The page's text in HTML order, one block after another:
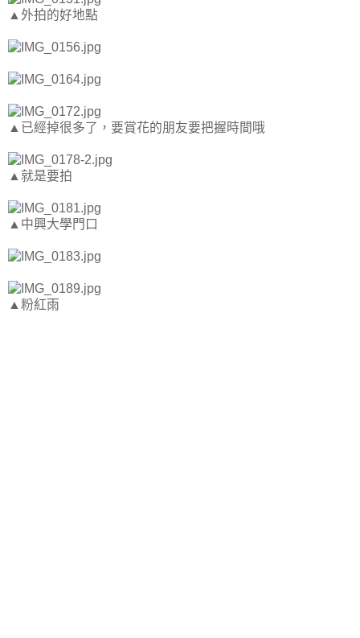
▲外拍的好地點
▲已經掉很多了，要賞花的朋友要把握時間哦
▲就是要拍
▲中興大學門口
▲粉紅雨